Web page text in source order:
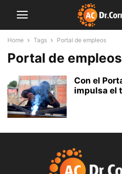
Home Tags Portal de empleos
Portal de empleos
Con el
impulsa el